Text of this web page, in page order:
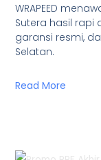
WRAPEED
Sutera hasil rapi
garansi resmi,
Selatan.
Read More